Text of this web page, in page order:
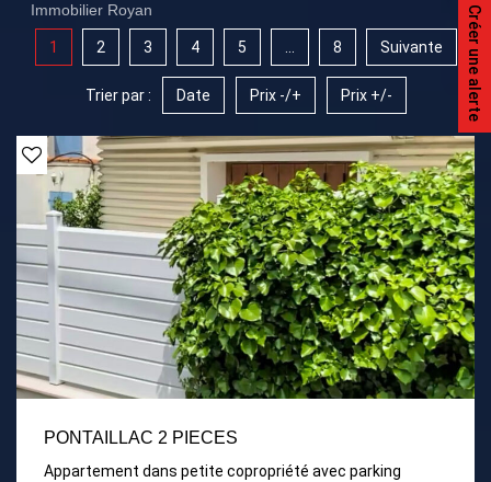
Immobilier Royan Créer une alerte
1 2 3 4 5 8 Suivante
Trier par : Date Prix -/+ Prix +/-
PONTAILLAC 2 PIECES
Appartement dans petite copropriété avec parking